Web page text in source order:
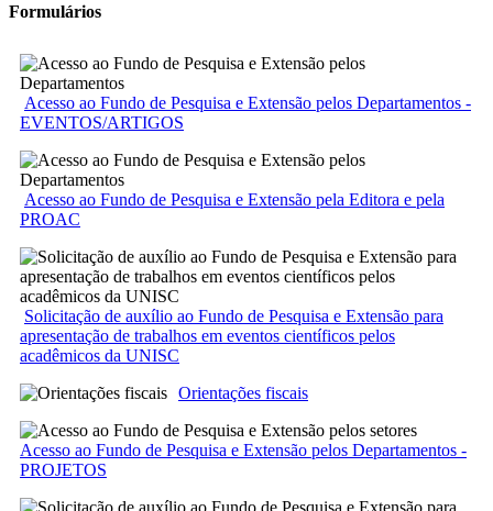
Formulários
Acesso ao Fundo de Pesquisa e Extensão pelos Departamentos -
EVENTOS/ARTIGOS
Acesso ao Fundo de Pesquisa e Extensão pela Editora e pela
PROAC
Solicitação de auxílio ao Fundo de Pesquisa e Extensão para
apresentação de trabalhos em eventos científicos pelos
acadêmicos da UNISC
Orientações fiscais
Acesso ao Fundo de Pesquisa e Extensão pelos Departamentos -
PROJETOS